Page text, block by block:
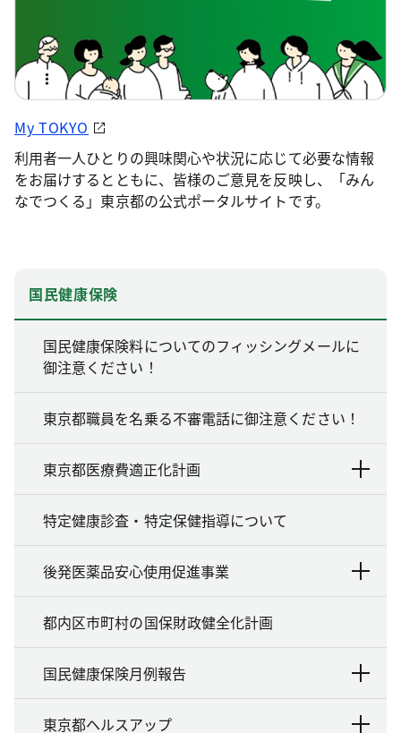
My TOKYO
利用者一人ひとりの興味関心や状況に応じて必要な情報
をお届けするとともに、皆様のご意見を反映し、「みん
なでつくる」東京都の公式ポータルサイトです。
国民健康保険
国民健康保険料についてのフィッシングメールに
御注意ください！
東京都職員を名乗る不審電話に御注意ください！
東京都医療費適正化計画
特定健康診査・特定保健指導について
後発医薬品安心使用促進事業
都内区市町村の国保財政健全化計画
国民健康保険月例報告
東京都ヘルスアップ